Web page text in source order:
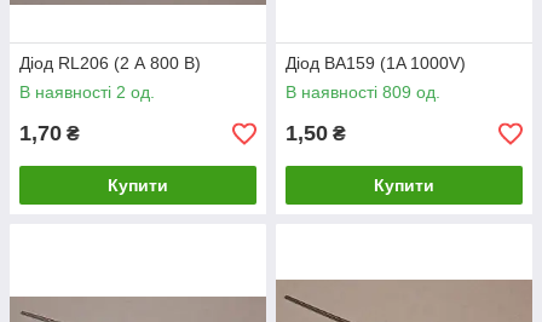
Діод RL206 (2 А 800 В)
В наявності 2 од.
1,70 ₴
Купити
Діод BA159 (1A 1000V)
В наявності 809 од.
1,50 ₴
Купити